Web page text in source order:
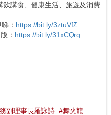
飲講食、健康生活、旅遊及消費
： https://bit.ly/3ztuVfZ
： https://bit.ly/31xCQrg
副理事長羅詠詩 #舞火龍